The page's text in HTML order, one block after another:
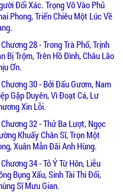
Đổi Xác. Trọng Võ Vào Phủ
Phong, Triển Chiêu Một Lúc Về
Chương 28 - Trong Trà Phố, Trịnh
Bị Trộm, Trên Hồ Đình, Châu Lão
Ơn.
Chương 30 - Bởi Đấu Gươm, Nam
Gặp Duyên, Vì Đoạt Cá, Lư
Xin Lỗi.
Chương 32 - Thử Ba Lượt, Ngọc
Khuấy Chân Sĩ, Trọn Một
Xuân Mẫn Đãi Anh Hùng.
Chương 34 - Tỏ Ý Từ Hôn, Liễu
Bụng Xấu, Sinh Tài Thi Đối,
Sĩ Mưu Gian.